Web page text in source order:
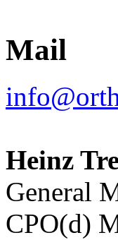
Mail
Heinz
General
CPO(d)